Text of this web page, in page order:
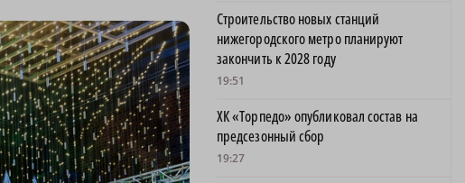
Строительство новых станций
нижегородского метро планируют
закончить к 2028 году
19:51
ХК «Торпедо» опубликовал состав на
предсезонный сбор
19:27